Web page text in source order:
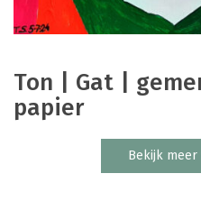
Ton | Gat |
papier
Bekijk meer